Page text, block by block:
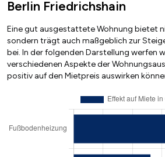
Berlin Friedrichshain
Eine gut ausgestattete Wohnung bietet
sondern trägt auch maßgeblich zur
bei. In der folgenden Darstellung werfen
verschiedenen Aspekte der
positiv auf den Mietpreis auswirken